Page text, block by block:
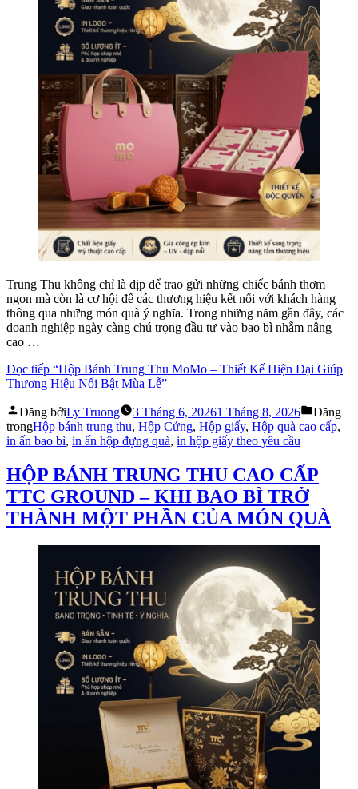
Trung Thu không chỉ là dịp để trao gửi những chiếc bánh thơm
ngon mà còn là cơ hội để các thương hiệu kết nối với khách hàng
thông qua những món quà ý nghĩa. Trong những năm gần đây, các
doanh nghiệp ngày càng chú trọng đầu tư vào bao bì nhằm nâng
cao …
Đọc tiếp “Hộp Bánh Trung Thu MoMo – Thiết Kế Hiện Đại Giúp
Thương Hiệu Nổi Bật Mùa Lễ”
Đăng bởiLy Truong 3 Tháng 6, 20261 Tháng 8, 2026
Đăng
trongHộp bánh trung thu, Hộp Cứng, Hộp giấy, Hộp quà cao cấp,
in ấn bao bì, in ấn hộp đựng quà, in hộp giấy theo yêu cầu
HỘP BÁNH TRUNG THU CAO CẤP
TTC GROUND – KHI BAO BÌ TRỞ
THÀNH MỘT PHẦN CỦA MÓN QUÀ